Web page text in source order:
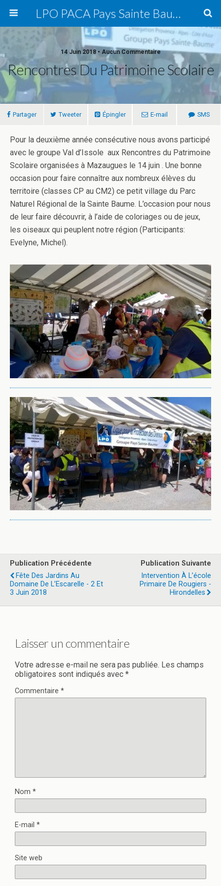
LPO PACA Pays Sainte Baume, groupe local
14 Juin 2018 • Aucun Commentaire
Rencontres Du Patrimoine Scolaire
Partager Tweeter Épingler E-mail SMS
Pour la deuxième année consécutive nous avons participé
avec le groupe Val d’Issole aux Rencontres du Patrimoine
Scolaire organisées à Mazaugues le 14 juin . Une bonne
occasion pour faire connaître aux nombreux élèves du
territoire (classes CP au CM2) ce petit village du Parc
Naturel Régional de la Sainte Baume. L’occasion pour nous
de leur faire découvrir, à l’aide de coloriages ou de jeux,
les oiseaux qui peuplent notre région (Participants:
Evelyne, Michel).
Publication Précédente
Fête Des Jardins Au
Domaine De L’Escarelle - 2 Et
3 Juin 2018
Publication Suivante
Intervention À L’école
Primaire De Rougiers -
Hirondelles
Laisser un commentaire
Votre adresse e-mail ne sera pas publiée. Les champs
obligatoires sont indiqués avec *
Commentaire *
Nom *
E-mail *
Site web